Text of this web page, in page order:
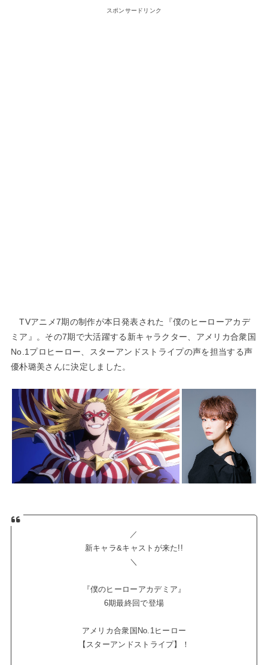
スポンサードリンク
TVアニメ7期の制作が本日発表された『僕のヒーローアカデ
ミア』。その7期で大活躍する新キャラクター、アメリカ合衆国
No.1プロヒーロー、スターアンドストライプの声を担当する声
優朴璐美さんに決定しました。
／
新キャラ&キャストが来た!!
＼
『僕のヒーローアカデミア』
6期最終回で登場
アメリカ合衆国No.1ヒーロー
【スターアンドストライプ】！